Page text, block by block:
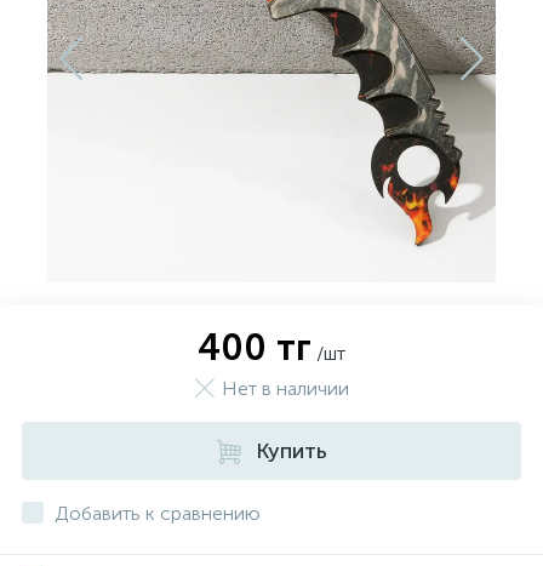
400 тг /шт
Нет в наличии
Купить
Добавить к сравнению